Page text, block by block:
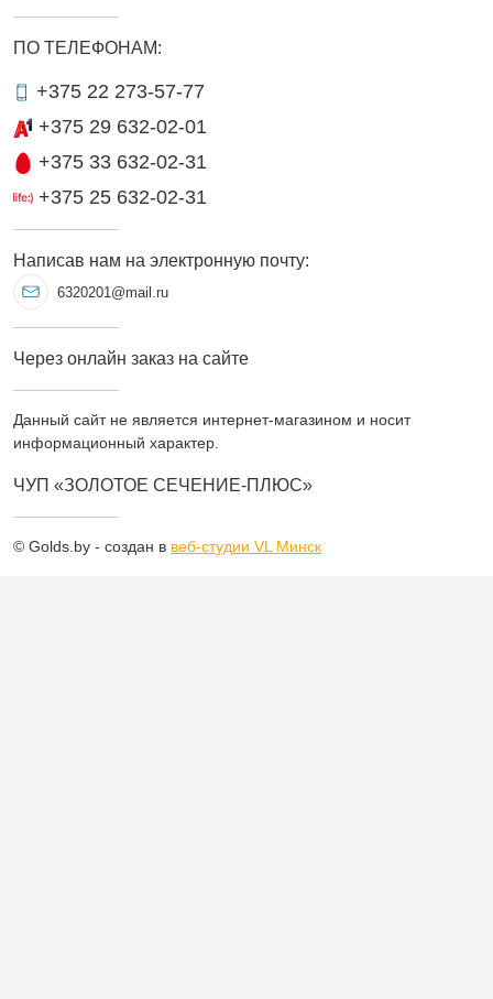
ПО ТЕЛЕФОНАМ:
+375 22 273-57-77
+375 29 632-02-01
+375 33 632-02-31
+375 25 632-02-31
Написав нам на электронную почту:
6320201@mail.ru
Через онлайн заказ на сайте
Данный сайт не является интернет-магазином и носит
информационный характер.
ЧУП «ЗОЛОТОЕ СЕЧЕНИЕ-ПЛЮС»
© Golds.by - создан в веб-студии VL Минск